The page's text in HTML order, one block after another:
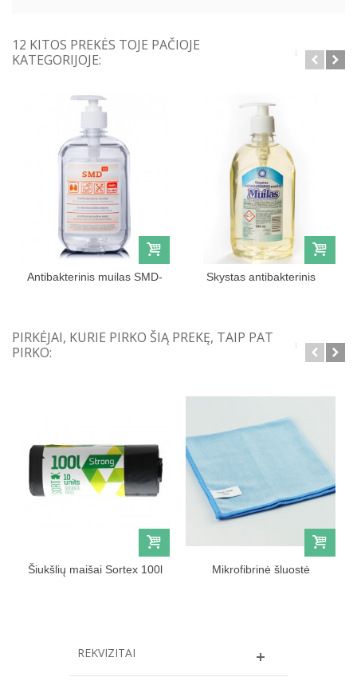
12 KITOS PREKĖS TOJE PAČIOJE
KATEGORIJOJE:
Antibakterinis muilas SMD-
Skystas antibakterinis
PIRKĖJAI, KURIE PIRKO ŠIĄ PREKĘ, TAIP PAT
PIRKO:
Šiukšlių maišai Sortex 100l
Mikrofibrinė šluostė
REKVIZITAI